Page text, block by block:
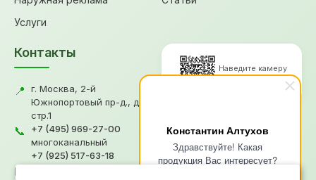
Константин Алтухов
Здравствуйте! Какая
продукция Вас интересует?
Услуги
Контакты
📍
г. Москва, 2-й
Южнопортовый пр-д., д.18,
стр.1
📞
+7 (495) 969-27-00
многоканальный
+7 (925) 517-63-18
✉️
Наведите камеру
для перехода
© 2026, Типография "Графикс
Политика конфиденциальности